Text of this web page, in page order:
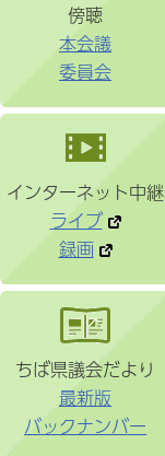
傍聴
本会議
委員会
インターネット中継
ライブ
録画
ちば県議会だより
最新版
バックナンバー